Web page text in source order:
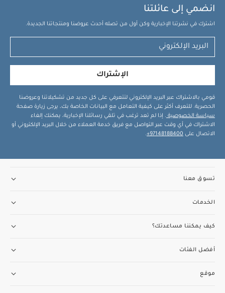
انضمي إلى عائلتنا
اشترك في نشرتنا الإخبارية وكن أول من تصله أحدث عروضنا ومنتجاتنا الجديدة.
الإشتراك
قومي بالاشتراك عبر البريد الإلكتروني لتتعرفي على كل جديد من تشكيلاتنا وعروضنا
الحصرية. للتعرف أكثر على كيفية التعامل مع البيانات الخاصة بك، يرجى زيارة صفحة
سياسة الخصوصية . إذا لم تعد ترغب في تلقي رسائلنا الإخبارية، يمكنك إلغاء
الاشتراك في أي وقت عبر التواصل مع فريق خدمة العملاء من خلال البريد الإلكتروني أو
الاتصال على 97148188400+
.
تسوق معنا
الخدمات
كيف يمكننا مساعدتك؟
أفضل الفئات
موقع